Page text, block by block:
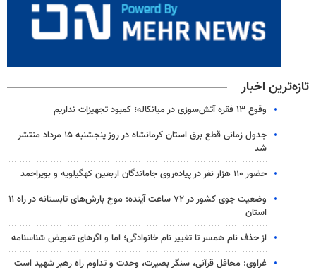
تازه‌ترین اخبار
وقوع ۱۳ فقره آتش‌سوزی در میانکاله؛ کمبود تجهیزات نداریم
جدول زمانی قطع برق استان کرمانشاه در روز پنجشنبه ۱۵ مرداد منتشر
شد
حضور ۱۱۰ هزار نفر در پیاده‌روی جاماندگان اربعین کهگیلویه و بویراحمد
وضعیت جوی کشور در ۷۲ ساعت آینده؛ موج بارش‌های تابستانه در راه ۱۱
استان
از حذف نام همسر تا تغییر نام خانوادگی؛ اما و اگرهای تعویض شناسنامه
غراوی: محافل قرآنی، سنگر بصیرت، وحدت و تداوم راه رهبر شهید است